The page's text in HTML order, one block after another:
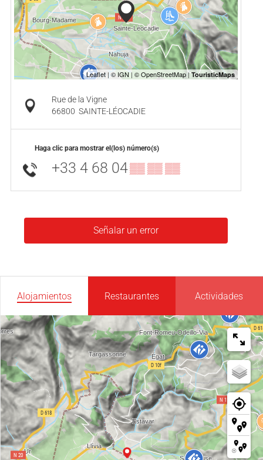
Rue de la Vigne
66800 SAINTE-LÉOCADIE
Haga clic para mostrar el(los) número(s)
+33 4 68 04▒▒ ▒▒ ▒▒
Señalar un error
Alojamientos Restaurantes Actividades